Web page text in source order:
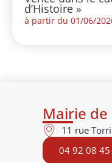
d’Histoire »
à partir du 01/06/
Mairie
11 rue
04 92 08 45